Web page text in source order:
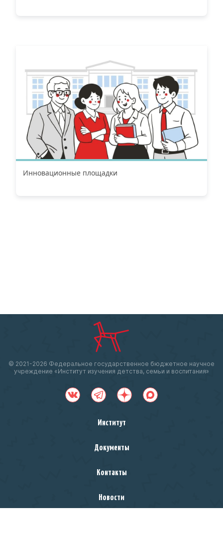
Инновационные площадки
© 2021-2026 Федеральное государственное бюджетное научное
учреждение «Институт изучения детства, семьи и воспитания»
Институт
Документы
Контакты
Новости